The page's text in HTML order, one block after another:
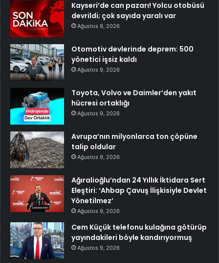
Kayseri’de can pazarı! Yolcu otobüsü
devrildi; çok sayıda yaralı var
Ağustos 9, 2026
Otomotiv devlerinde deprem: 500
yönetici işsiz kaldı
Ağustos 9, 2026
Toyota, Volvo ve Daimler’den yakıt
hücresi ortaklığı
Ağustos 9, 2026
Avrupa’nın milyonlarca ton çöpüne
talip oldular
Ağustos 9, 2026
Ağıralioğlu’ndan 24 Yıllık İktidara Sert
Eleştiri: ‘Ahbap Çavuş İlişkisiyle Devlet
Yönetilmez’
Ağustos 9, 2026
Cem Küçük telefonu kulağına götürüp
yayındakileri böyle kandırıyormuş
Ağustos 9, 2026